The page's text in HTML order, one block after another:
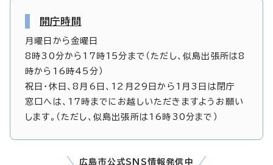
開庁時間
月曜日から金曜日
8時30分から17時15分まで（ただし、似島出張所は8
時から16時45分）
祝日・休日、8月6日、12月29日から1月3日は閉庁
窓口へは、17時までにお越しいただきますようお願い
します。（ただし、似島出張所は16時30分まで）
広島市公式SNS情報発信中